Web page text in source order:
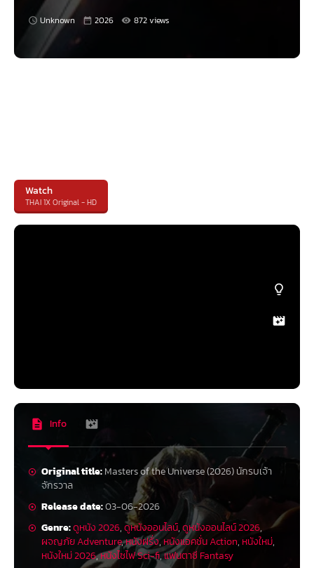
Unknown 2026 872 views
Watch
THAI 1X Original - HD
Info
Original title:Masters of the Universe (2026) นักรบเจ้า
จักรวาล
Release date:03-06-2026
Genre:ดูหนัง 2026,ดูหนังออนไลน์,ดูหนังออนไลน์ 2026,
ผจญภัย Adventure,หนังฝรั่ง, หนังแอคชั่น Action, หนังใหม่,
หนังใหม่ 2026,หนังไซไฟ Sci-fi,แฟนตาซี Fantasy